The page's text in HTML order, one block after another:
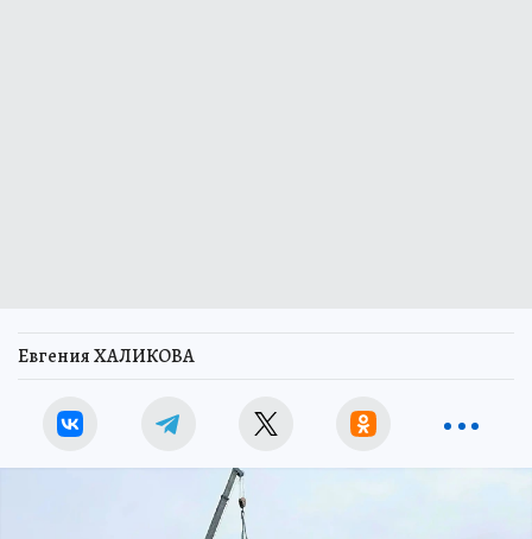
Евгения ХАЛИКОВА